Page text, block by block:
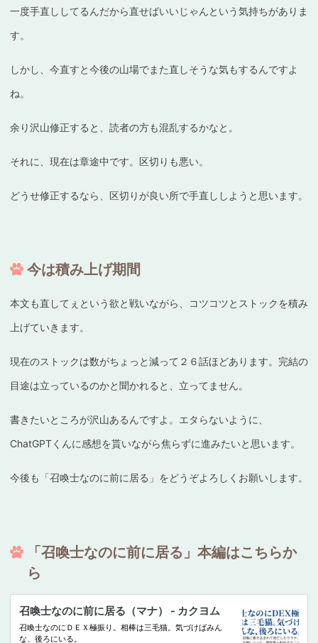
一度手直ししてるんだから直せばいいじゃんという気持ちがありま
す。
しかし、今直すと今後の山場でまた直しそうな気もするんですよ
ね。
余り沢山修正すると、読者の方も混乱するかなと。
それに、現在は章途中です。区切りも悪い。
どうせ修正するなら、区切りが良い所で手直ししようと思います。
今は積み上げ期間
本文も直してぇという欲と戦いながら、コツコツとストックを積み
上げていきます。
現在のストックは数がちょっと減って２６話ほどあります。完結の
目途は立っているのかと聞かれると、立ってません。
書きたいところが沢山あるんですよ。エタらないように、
ChatGPTくんに感想を貰いながら焦らずに進みたいと思います。
今後も「召喚士なのに前に居る」をどうぞよろしくお願いします。
「召喚士なのに前に居る」本編はこちらか
ら